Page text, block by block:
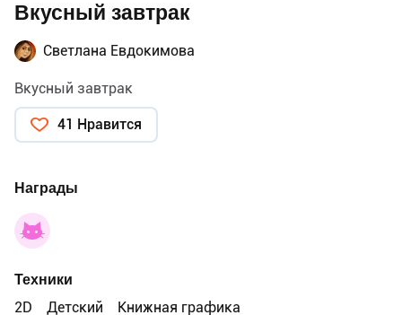
Вкусный завтрак
Светлана Евдокимова
Вкусный завтрак
41 Нравится
Награды
Техники
2D
Детский Книжная графика